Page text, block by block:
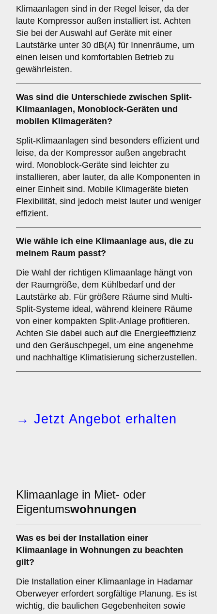
Klimaanlagen sind in der Regel leiser, da der
laute Kompressor außen installiert ist. Achten
Sie bei der Auswahl auf Geräte mit einer
Lautstärke unter 30 dB(A) für Innenräume, um
einen leisen und komfortablen Betrieb zu
gewährleisten.
Was sind die Unterschiede zwischen Split-
Klimaanlagen, Monoblock-Geräten und
mobilen Klimageräten?
Split-Klimaanlagen sind besonders effizient und
leise, da der Kompressor außen angebracht
wird. Monoblock-Geräte sind leichter zu
installieren, aber lauter, da alle Komponenten in
einer Einheit sind. Mobile Klimageräte bieten
Flexibilität, sind jedoch meist lauter und weniger
effizient.
Wie wähle ich eine Klimaanlage aus, die zu
meinem Raum passt?
Die Wahl der richtigen Klimaanlage hängt von
der Raumgröße, dem Kühlbedarf und der
Lautstärke ab. Für größere Räume sind Multi-
Split-Systeme ideal, während kleinere Räume
von einer kompakten Split-Anlage profitieren.
Achten Sie dabei auch auf die Energieeffizienz
und den Geräuschpegel, um eine angenehme
und nachhaltige Klimatisierung sicherzustellen.
→ Jetzt Angebot erhalten
Klimaanlage in Miet- oder
Eigentumswohnungen
Was es bei der Installation einer
Klimaanlage in Wohnungen zu beachten
gilt?
Die Installation einer Klimaanlage in Hadamar
Oberweyer erfordert sorgfältige Planung. Es ist
wichtig, die baulichen Gegebenheiten sowie